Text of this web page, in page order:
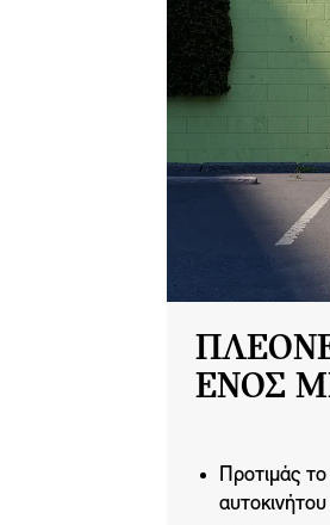
ΕΝΟΣ
Προτιμάς